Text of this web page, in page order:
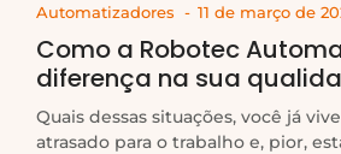
Automatizadores - 11 de março de
Como a Robotec
diferença na sua
Quais dessas situações, você já
atrasado para o trabalho e, pior,